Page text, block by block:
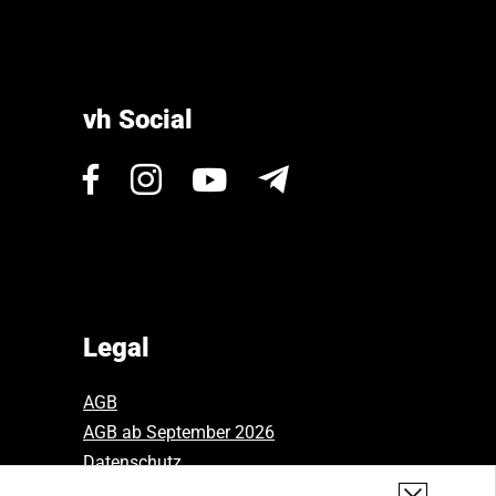
vh Social
Visit Visit
Visit
Legal
AGB
AGB ab September 2026
Datenschutz